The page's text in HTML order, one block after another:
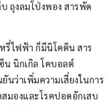
บ ถุงลมโป่งพอง สารพัด
รี่ไฟฟ้า ก็มีนิโคติน สาร
น นิกเกิล โคบอลต์
นว่าเพิ่มความเสี่ยงในการ
มองและโรคปอดอักเสบ